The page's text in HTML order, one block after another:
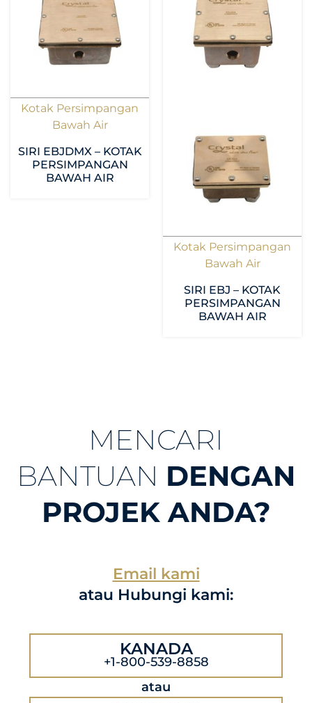
Kotak Persimpangan
Bawah Air
SIRI EBJDMX – KOTAK
PERSIMPANGAN
BAWAH AIR
Kotak Persimpangan
Bawah Air
SIRI EBJ – KOTAK
PERSIMPANGAN
BAWAH AIR
MENCARI
BANTUAN DENGAN
PROJEK ANDA?
Email kami
atau Hubungi kami:
KANADA
+1-800-539-8858
atau